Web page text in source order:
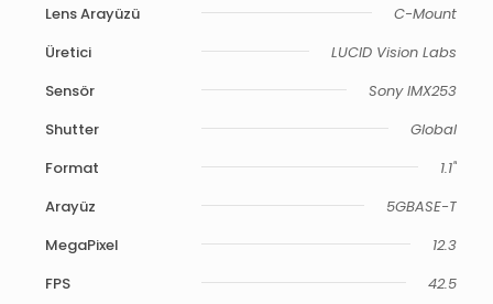
Lens Arayüzü
C-Mount
Üretici
LUCID Vision Labs
Sensör
Sony IMX253
Shutter
Global
Format
1.1"
Arayüz
5GBASE-T
MegaPixel
12.3
FPS
42.5